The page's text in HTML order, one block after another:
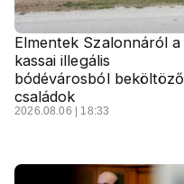
Elmentek Szalonnáról a
kassai illegális
bódévárosból beköltöző
családok
2026.08.06 | 18:33